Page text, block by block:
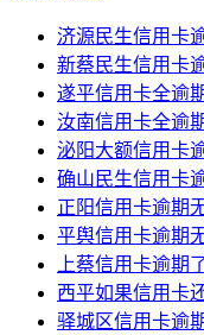
济源民生信用卡
新蔡民生信用卡
遂平信用卡全逾
汝南信用卡全逾
泌阳大额信用卡
确山民生信用卡
正阳信用卡逾期
平舆信用卡逾期
上蔡信用卡逾期
西平如果信用卡
驿城区信用卡逾